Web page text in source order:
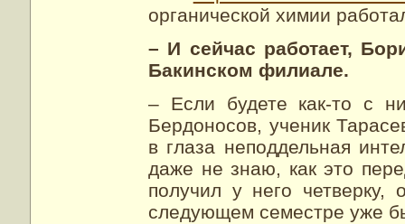
органической химии
– И сейчас работает,
Бакинском филиале.
– Если будете как-то с
Бердоносов, ученик
в глаза неподдельная
даже не знаю, как это
получил у него
следующем семестре уже